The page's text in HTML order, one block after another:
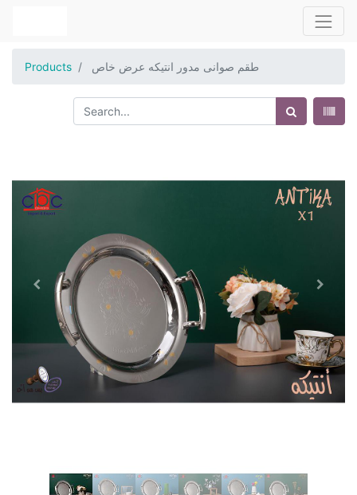
Products طقم صوانى مدور انتيكه عرض خاص